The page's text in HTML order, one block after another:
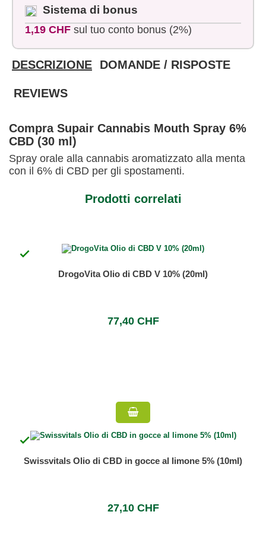
Sistema di bonus
1,19 CHF sul tuo conto bonus (2%)
DESCRIZIONE DOMANDE / RISPOSTE
REVIEWS
Compra Supair Cannabis Mouth Spray 6%
CBD (30 ml)
Spray orale alla cannabis aromatizzato alla menta
con il 6% di CBD per gli spostamenti.
Prodotti correlati

DrogoVita Olio di CBD V 10% (20ml)
77,40 CHF

Swissvitals Olio di CBD in gocce al limone 5% (10ml)
27,10 CHF